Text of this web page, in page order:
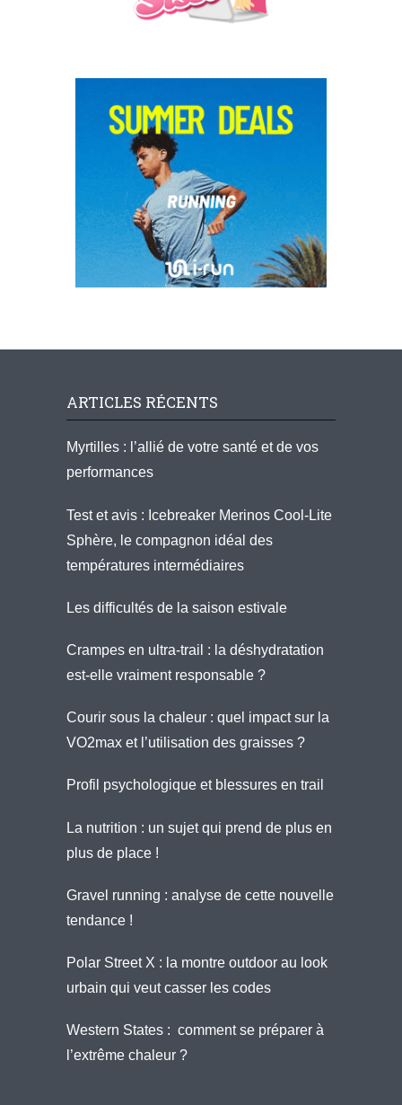
ARTICLES RÉCENTS
Myrtilles : l’allié de votre santé et de vos
performances
Test et avis : Icebreaker Merinos Cool-Lite
Sphère, le compagnon idéal des
températures intermédiaires
Les difficultés de la saison estivale
Crampes en ultra-trail : la déshydratation
est-elle vraiment responsable ?
Courir sous la chaleur : quel impact sur la
VO2max et l’utilisation des graisses ?
Profil psychologique et blessures en trail
La nutrition : un sujet qui prend de plus en
plus de place !
Gravel running : analyse de cette nouvelle
tendance !
Polar Street X : la montre outdoor au look
urbain qui veut casser les codes
Western States : comment se préparer à
l’extrême chaleur ?